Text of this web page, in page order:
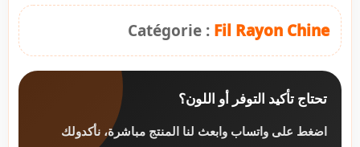
Catégorie : Fil Rayon Chine
تحتاج تأكيد التوفر أو اللون؟
اضغط على واتساب وابعث لنا المنتج مباشرة، نأكدولك